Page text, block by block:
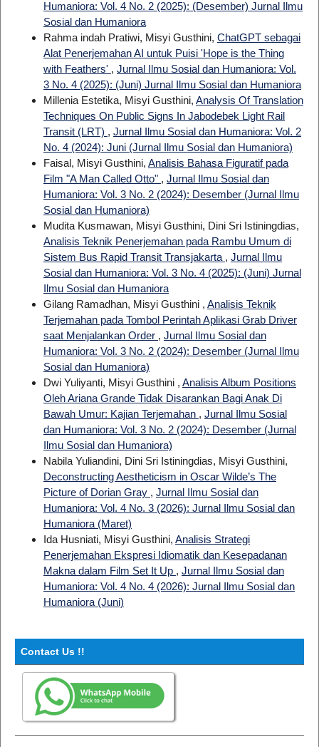
Humaniora: Vol. 4 No. 2 (2025): (Desember) Jurnal Ilmu
Sosial dan Humaniora
Rahma indah Pratiwi, Misyi Gusthini, ChatGPT sebagai
Alat Penerjemahan AI untuk Puisi 'Hope is the Thing
with Feathers' , Jurnal Ilmu Sosial dan Humaniora: Vol.
3 No. 4 (2025): (Juni) Jurnal Ilmu Sosial dan Humaniora
Millenia Estetika, Misyi Gusthini, Analysis Of Translation
Techniques On Public Signs In Jabodebek Light Rail
Transit (LRT) , Jurnal Ilmu Sosial dan Humaniora: Vol. 2
No. 4 (2024): Juni (Jurnal Ilmu Sosial dan Humaniora)
Faisal, Misyi Gusthini, Analisis Bahasa Figuratif pada
Film "A Man Called Otto" , Jurnal Ilmu Sosial dan
Humaniora: Vol. 3 No. 2 (2024): Desember (Jurnal Ilmu
Sosial dan Humaniora)
Mudita Kusmawan, Misyi Gusthini, Dini Sri Istiningdias,
Analisis Teknik Penerjemahan pada Rambu Umum di
Sistem Bus Rapid Transit Transjakarta , Jurnal Ilmu
Sosial dan Humaniora: Vol. 3 No. 4 (2025): (Juni) Jurnal
Ilmu Sosial dan Humaniora
Gilang Ramadhan, Misyi Gusthini , Analisis Teknik
Terjemahan pada Tombol Perintah Aplikasi Grab Driver
saat Menjalankan Order , Jurnal Ilmu Sosial dan
Humaniora: Vol. 3 No. 2 (2024): Desember (Jurnal Ilmu
Sosial dan Humaniora)
Dwi Yuliyanti, Misyi Gusthini , Analisis Album Positions
Oleh Ariana Grande Tidak Disarankan Bagi Anak Di
Bawah Umur: Kajian Terjemahan , Jurnal Ilmu Sosial
dan Humaniora: Vol. 3 No. 2 (2024): Desember (Jurnal
Ilmu Sosial dan Humaniora)
Nabila Yuliandini, Dini Sri Istiningdias, Misyi Gusthini,
Deconstructing Aestheticism in Oscar Wilde’s The
Picture of Dorian Gray , Jurnal Ilmu Sosial dan
Humaniora: Vol. 4 No. 3 (2026): Jurnal Ilmu Sosial dan
Humaniora (Maret)
Ida Husniati, Misyi Gusthini, Analisis Strategi
Penerjemahan Ekspresi Idiomatik dan Kesepadanan
Makna dalam Film Set It Up , Jurnal Ilmu Sosial dan
Humaniora: Vol. 4 No. 4 (2026): Jurnal Ilmu Sosial dan
Humaniora (Juni)
Contact Us !!